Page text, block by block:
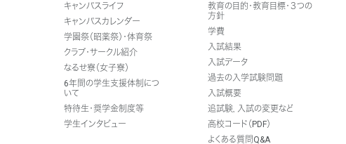
キャンパスライフ
キャンパスカレンダー
学園祭（昭薬祭）・体育祭
クラブ・サークル紹介
なるせ寮（女子寮）
6年間の学生支援体制につ
いて
特待生・奨学金制度等
学生インタビュー
教育の目的・教育目標・３つの
方針
学費
入試結果
入試データ
過去の入学試験問題
入試概要
追試験，入試の変更など
高校コード（PDF）
よくある質問Q&A